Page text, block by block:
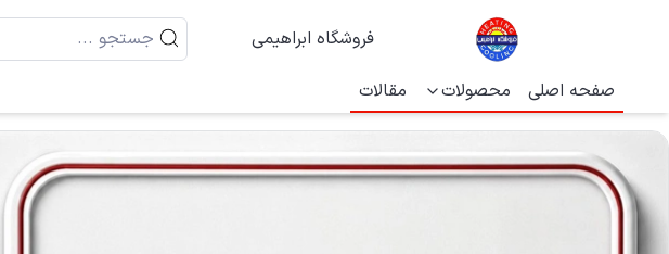
فروشگاه ابراهیمی
صفحه اصلی محصولات مقالات